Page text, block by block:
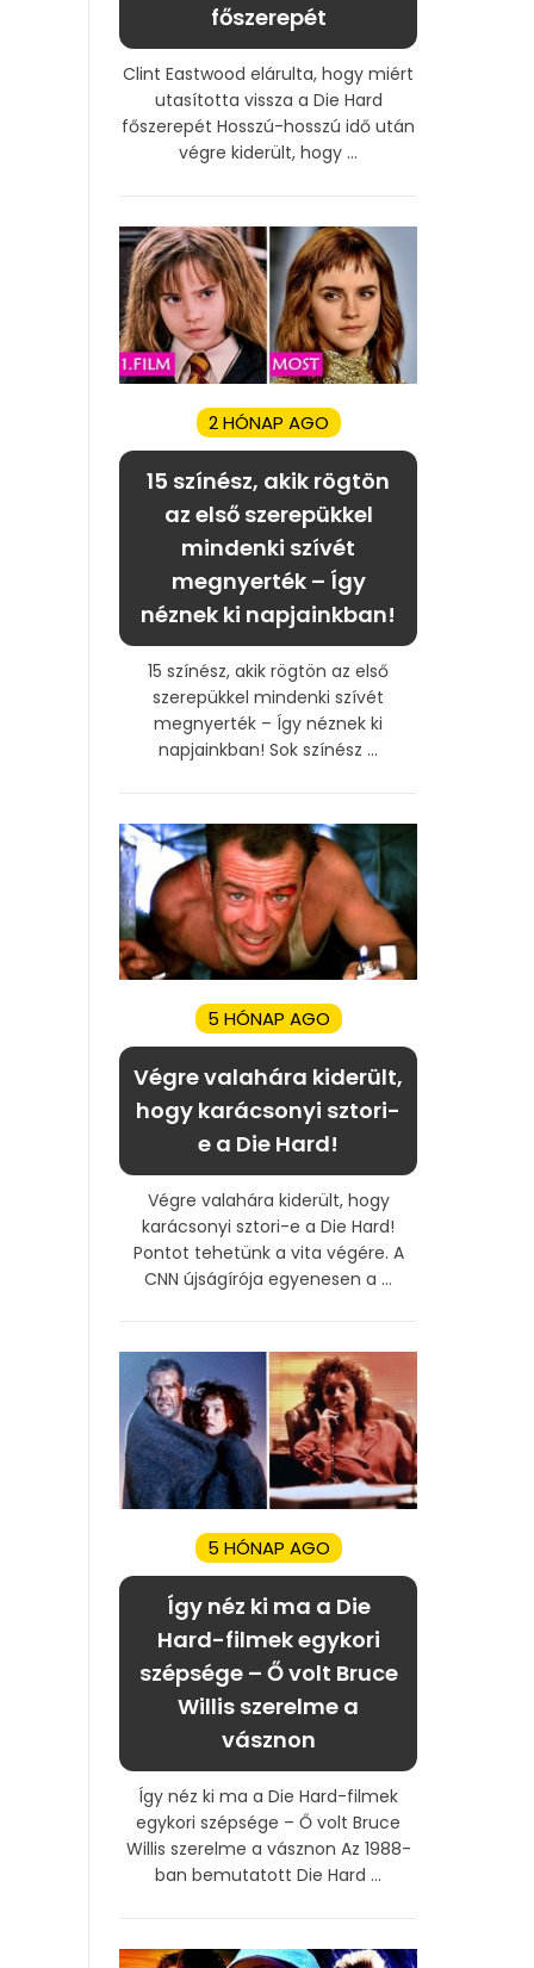
főszerepét
Clint Eastwood elárulta, hogy miért
utasította vissza a Die Hard
főszerepét Hosszú-hosszú idő után
végre kiderült, hogy ...
2 HÓNAP AGO
15 színész, akik rögtön
az első szerepükkel
mindenki szívét
megnyerték – Így
néznek ki napjainkban!
15 színész, akik rögtön az első
szerepükkel mindenki szívét
megnyerték – Így néznek ki
napjainkban! Sok színész ...
5 HÓNAP AGO
Végre valahára kiderült,
hogy karácsonyi sztori-
e a Die Hard!
Végre valahára kiderült, hogy
karácsonyi sztori-e a Die Hard!
Pontot tehetünk a vita végére. A
CNN újságírója egyenesen a ...
5 HÓNAP AGO
Így néz ki ma a Die
Hard-filmek egykori
szépsége – Ő volt Bruce
Willis szerelme a
vásznon
Így néz ki ma a Die Hard-filmek
egykori szépsége – Ő volt Bruce
Willis szerelme a vásznon Az 1988-
ban bemutatott Die Hard ...